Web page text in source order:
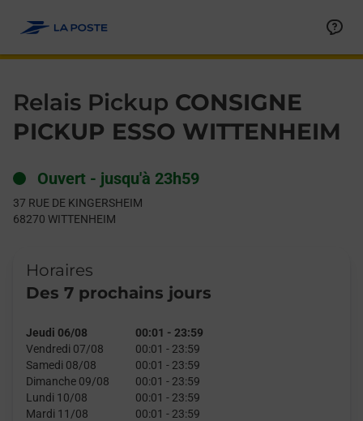
Relais Pickup CONSIGNE
PICKUP ESSO WITTENHEIM
Ouvert - jusqu'à 23h59
37 RUE DE KINGERSHEIM
68270 WITTENHEIM
Horaires
Des 7 prochains jours
Jeudi 06/08 00:01 - 23:59
Vendredi 07/08
00:01 - 23:59
Samedi 08/08
00:01 - 23:59
Dimanche 09/08
00:01 - 23:59
Lundi 10/08
00:01 - 23:59
Mardi 11/08
00:01 - 23:59